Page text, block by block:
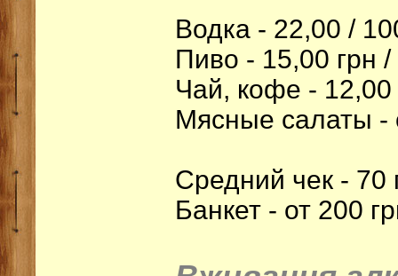
Водка - 22,00 /
Пиво - 15,00 грн
Чай, кофе - 12,00
Мясные салаты -
Средний чек - 70
Банкет - от 200